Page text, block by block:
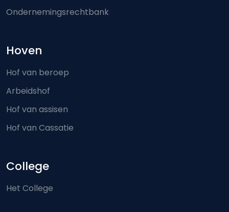
Ondernemingsrechtbank
Hoven
Hof van beroep
Arbeidshof
Hof van assisen
Hof van Cassatie
College
Het College